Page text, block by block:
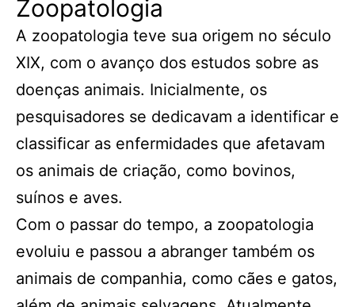
Zoopatologia
A zoopatologia teve sua origem no século
XIX, com o avanço dos estudos sobre as
doenças animais. Inicialmente, os
pesquisadores se dedicavam a identificar e
classificar as enfermidades que afetavam
os animais de criação, como bovinos,
suínos e aves.
Com o passar do tempo, a zoopatologia
evoluiu e passou a abranger também os
animais de companhia, como cães e gatos,